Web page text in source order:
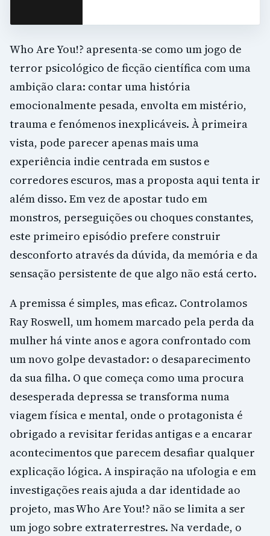
Who Are You!? apresenta-se como um jogo de
terror psicológico de ficção científica com uma
ambição clara: contar uma história
emocionalmente pesada, envolta em mistério,
trauma e fenómenos inexplicáveis. À primeira
vista, pode parecer apenas mais uma
experiência indie centrada em sustos e
corredores escuros, mas a proposta aqui tenta ir
além disso. Em vez de apostar tudo em
monstros, perseguições ou choques constantes,
este primeiro episódio prefere construir
desconforto através da dúvida, da memória e da
sensação persistente de que algo não está certo.
A premissa é simples, mas eficaz. Controlamos
Ray Roswell, um homem marcado pela perda da
mulher há vinte anos e agora confrontado com
um novo golpe devastador: o desaparecimento
da sua filha. O que começa como uma procura
desesperada depressa se transforma numa
viagem física e mental, onde o protagonista é
obrigado a revisitar feridas antigas e a encarar
acontecimentos que parecem desafiar qualquer
explicação lógica. A inspiração na ufologia e em
investigações reais ajuda a dar identidade ao
projeto, mas Who Are You!? não se limita a ser
um jogo sobre extraterrestres. Na verdade, o